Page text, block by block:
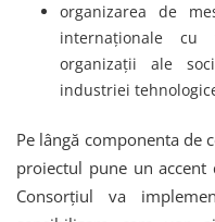
organizarea de
internaționale cu
organizații ale
industriei
Pe lângă componenta de
proiectul pune un accent
Consorțiul va